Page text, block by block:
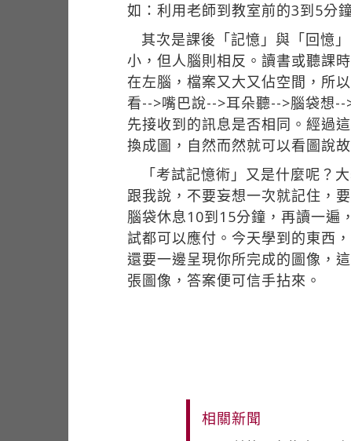
如：利用老師到教室前的3到5分
其次是課後「記憶」與「回憶
小，但人腦則相反。讀書或聽課
在左腦，檔案又大又佔空間，所
看-->嘴巴說-->耳朵聽-->腦袋想
先接收到的訊息是否相同。經過
換成圖，自然而然就可以看圖說
「考試記憶術」又是什麼呢？
跟我說，不要妄想一次就記住，
腦袋休息10到15分鐘，再讀一遍
試都可以應付。今天學到的東西
還要一邊呈現你所完成的圖像，
張圖像，答案便可信手拈來。
相關新聞